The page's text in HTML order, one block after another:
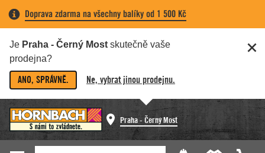
Doprava zdarma na všechny balíky od 1 500 Kč
Je Praha - Černý Most skutečně vaše
prodejna?
ANO, SPRÁVNĚ. Ne, vybrat jinou prodejnu.
Praha - Černý Most